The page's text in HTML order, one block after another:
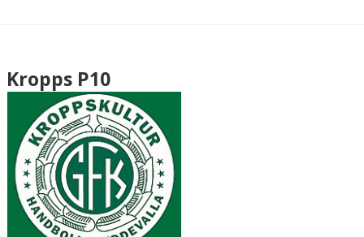
BILDGALLERI
DOKUMENT
KONTAKT
GÄSTBOK
Kropps P10